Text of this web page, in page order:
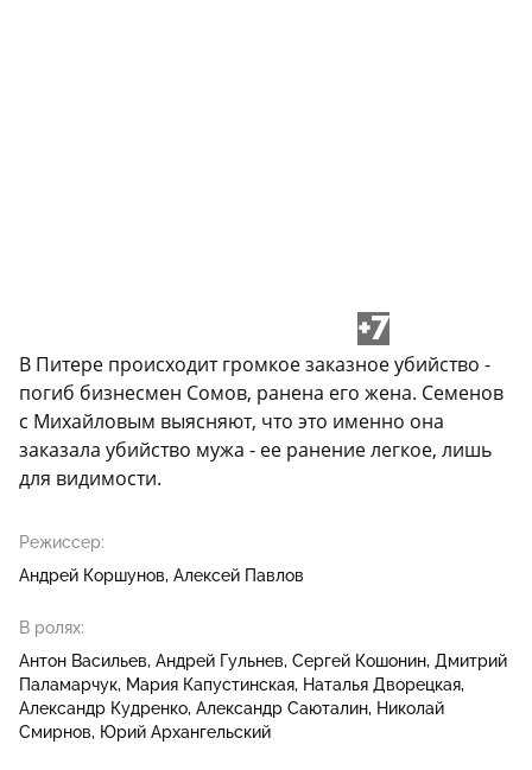
+7
В Питере происходит громкое заказное убийство -
погиб бизнесмен Сомов, ранена его жена. Семенов
с Михайловым выясняют, что это именно она
заказала убийство мужа - ее ранение легкое, лишь
для видимости.
Режиссер:
Андрей Коршунов Алексей Павлов
В ролях:
Антон Васильев Андрей Гульнев Сергей Кошонин Дмитрий
Паламарчук Мария Капустинская Наталья Дворецкая
Александр Кудренко Александр Саюталин Николай
Смирнов
Юрий Архангельский